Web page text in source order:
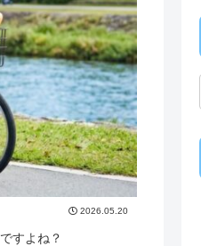
2026.05.20
すよね？